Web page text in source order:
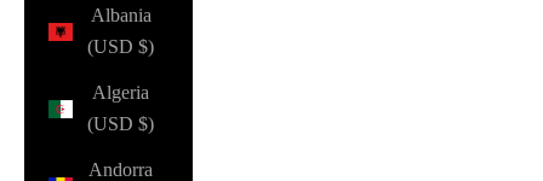
Albania
(USD $)
Algeria
(USD $)
Andorra